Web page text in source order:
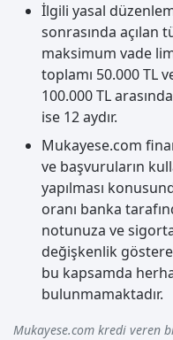
İlgili yasal
sonrasında açılan
maksimum vade
toplamı 50.000 TL
100.000 TL
ise 12 aydır.
Mukayese.com
ve başvuruların
yapılması
oranı banka
notunuza ve
değişkenlik
bu kapsamda
bulunmamaktadır.
Mukayese.com kredi veren